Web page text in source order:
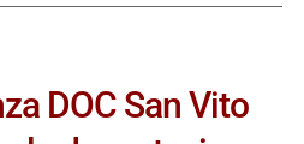
DOC San Vito